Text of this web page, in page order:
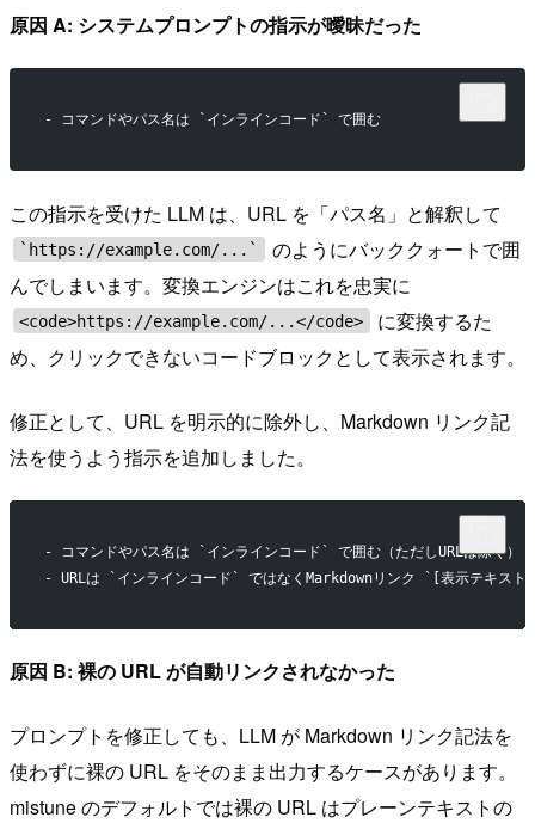
原因 A: システムプロンプトの指示が曖昧だった
- コマンドやパス名は `インラインコード` で囲む
この指示を受けた LLM は、URL を「パス名」と解釈して
`https://example.com/...`
のようにバッククォートで囲
んでしまいます。変換エンジンはこれを忠実に
<code>https://example.com/...</code>
に変換するた
め、クリックできないコードブロックとして表示されます。
修正として、URL を明示的に除外し、Markdown リンク記
法を使うよう指示を追加しました。
- コマンドやパス名は `インラインコード` で囲む（ただしURLは除く）
- URLは `インラインコード` ではなくMarkdownリンク `[表示テキス
原因 B: 裸の URL が自動リンクされなかった
プロンプトを修正しても、LLM が Markdown リンク記法を
使わずに裸の URL をそのまま出力するケースがあります。
mistune のデフォルトでは裸の URL はプレーンテキストの